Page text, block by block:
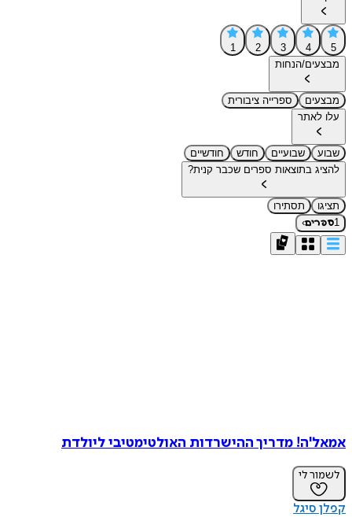
5
4
3
2
1
מבצעים/הנחות
מבצעים
ספרייה ציבורית
עלו לאתר
שבוע שבועיים חודש
חודשיים
להציג בתוצאות ספרים שכבר קנית?
תציגו
תסתירו
1ספרים›
אמאל'ה! מדריך ההישרדות האולטימטיבי ליולדת
לשמור לי
קפלן סיגל